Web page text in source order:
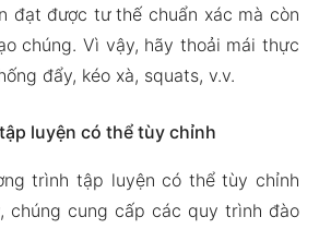
đạt được tư thế chuẩn xác mà còn
chúng. Vì vậy, hãy thoải mái thực
đẩy, kéo xà, squats, v.v.
luyện có thể tùy chỉnh
trình tập luyện có thể tùy chỉnh
chúng cung cấp các quy trình đào